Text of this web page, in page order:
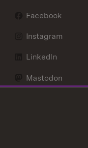
Facebook
Instagram
LinkedIn
Mastodon